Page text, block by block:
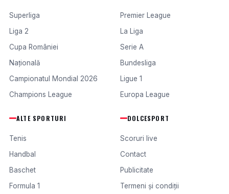
Superliga
Liga 2
Cupa României
Națională
Campionatul Mondial 2026
Champions League
Premier League
La Liga
Serie A
Bundesliga
Ligue 1
Europa League
ALTE SPORTURI
Tenis
Handbal
Baschet
Formula 1
DOLCESPORT
Scoruri live
Contact
Publicitate
Termeni și condiții